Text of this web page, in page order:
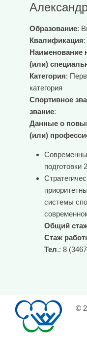
Образование:
Квалификация
Наименование
(или)
Категория:
категория
Спортивное
звание:
Данные о
(или)
подготовки
системы
Общий
Стаж
Тел.: 8
©